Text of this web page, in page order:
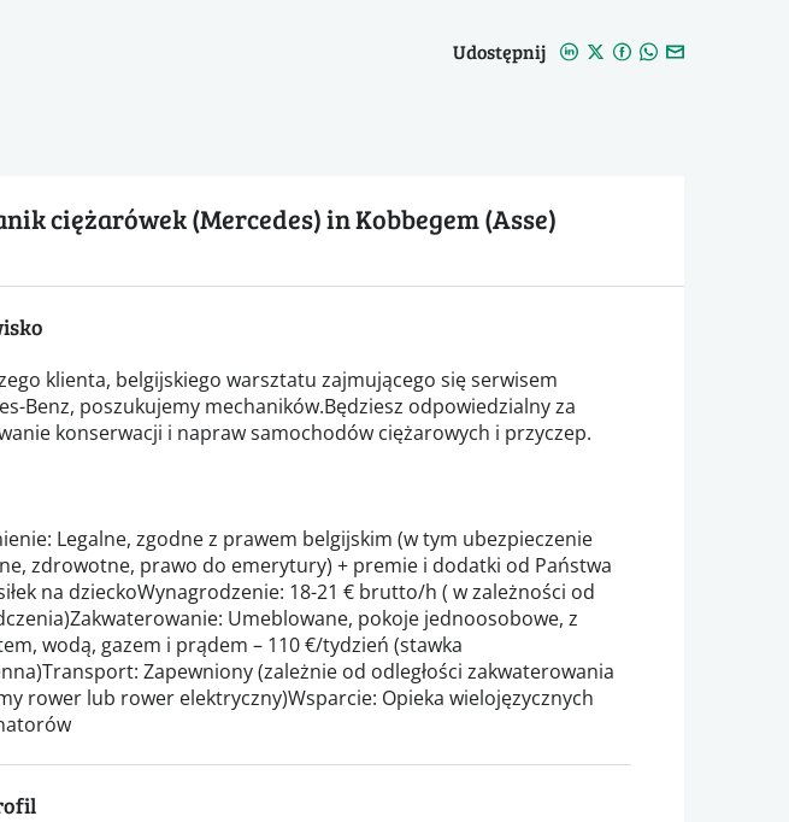
Udostępnij
ciężarówek (Mercedes) in Kobbegem (Asse)
klienta, belgijskiego warsztatu zajmującego się serwisem
Benz, poszukujemy mechaników.Będziesz odpowiedzialny za
konserwacji i napraw samochodów ciężarowych i przyczep.
Legalne, zgodne z prawem belgijskim (w tym ubezpieczenie
zdrowotne, prawo do emerytury) + premie i dodatki od Państwa
na dzieckoWynagrodzenie: 18-21 € brutto/h ( w zależności od
Umeblowane, pokoje jednoosobowe, z
wodą, gazem i prądem – 110 €/tydzień (stawka
Zapewniony (zależnie od odległości zakwaterowania
rower lub rower elektryczny)Wsparcie: Opieka wielojęzycznych